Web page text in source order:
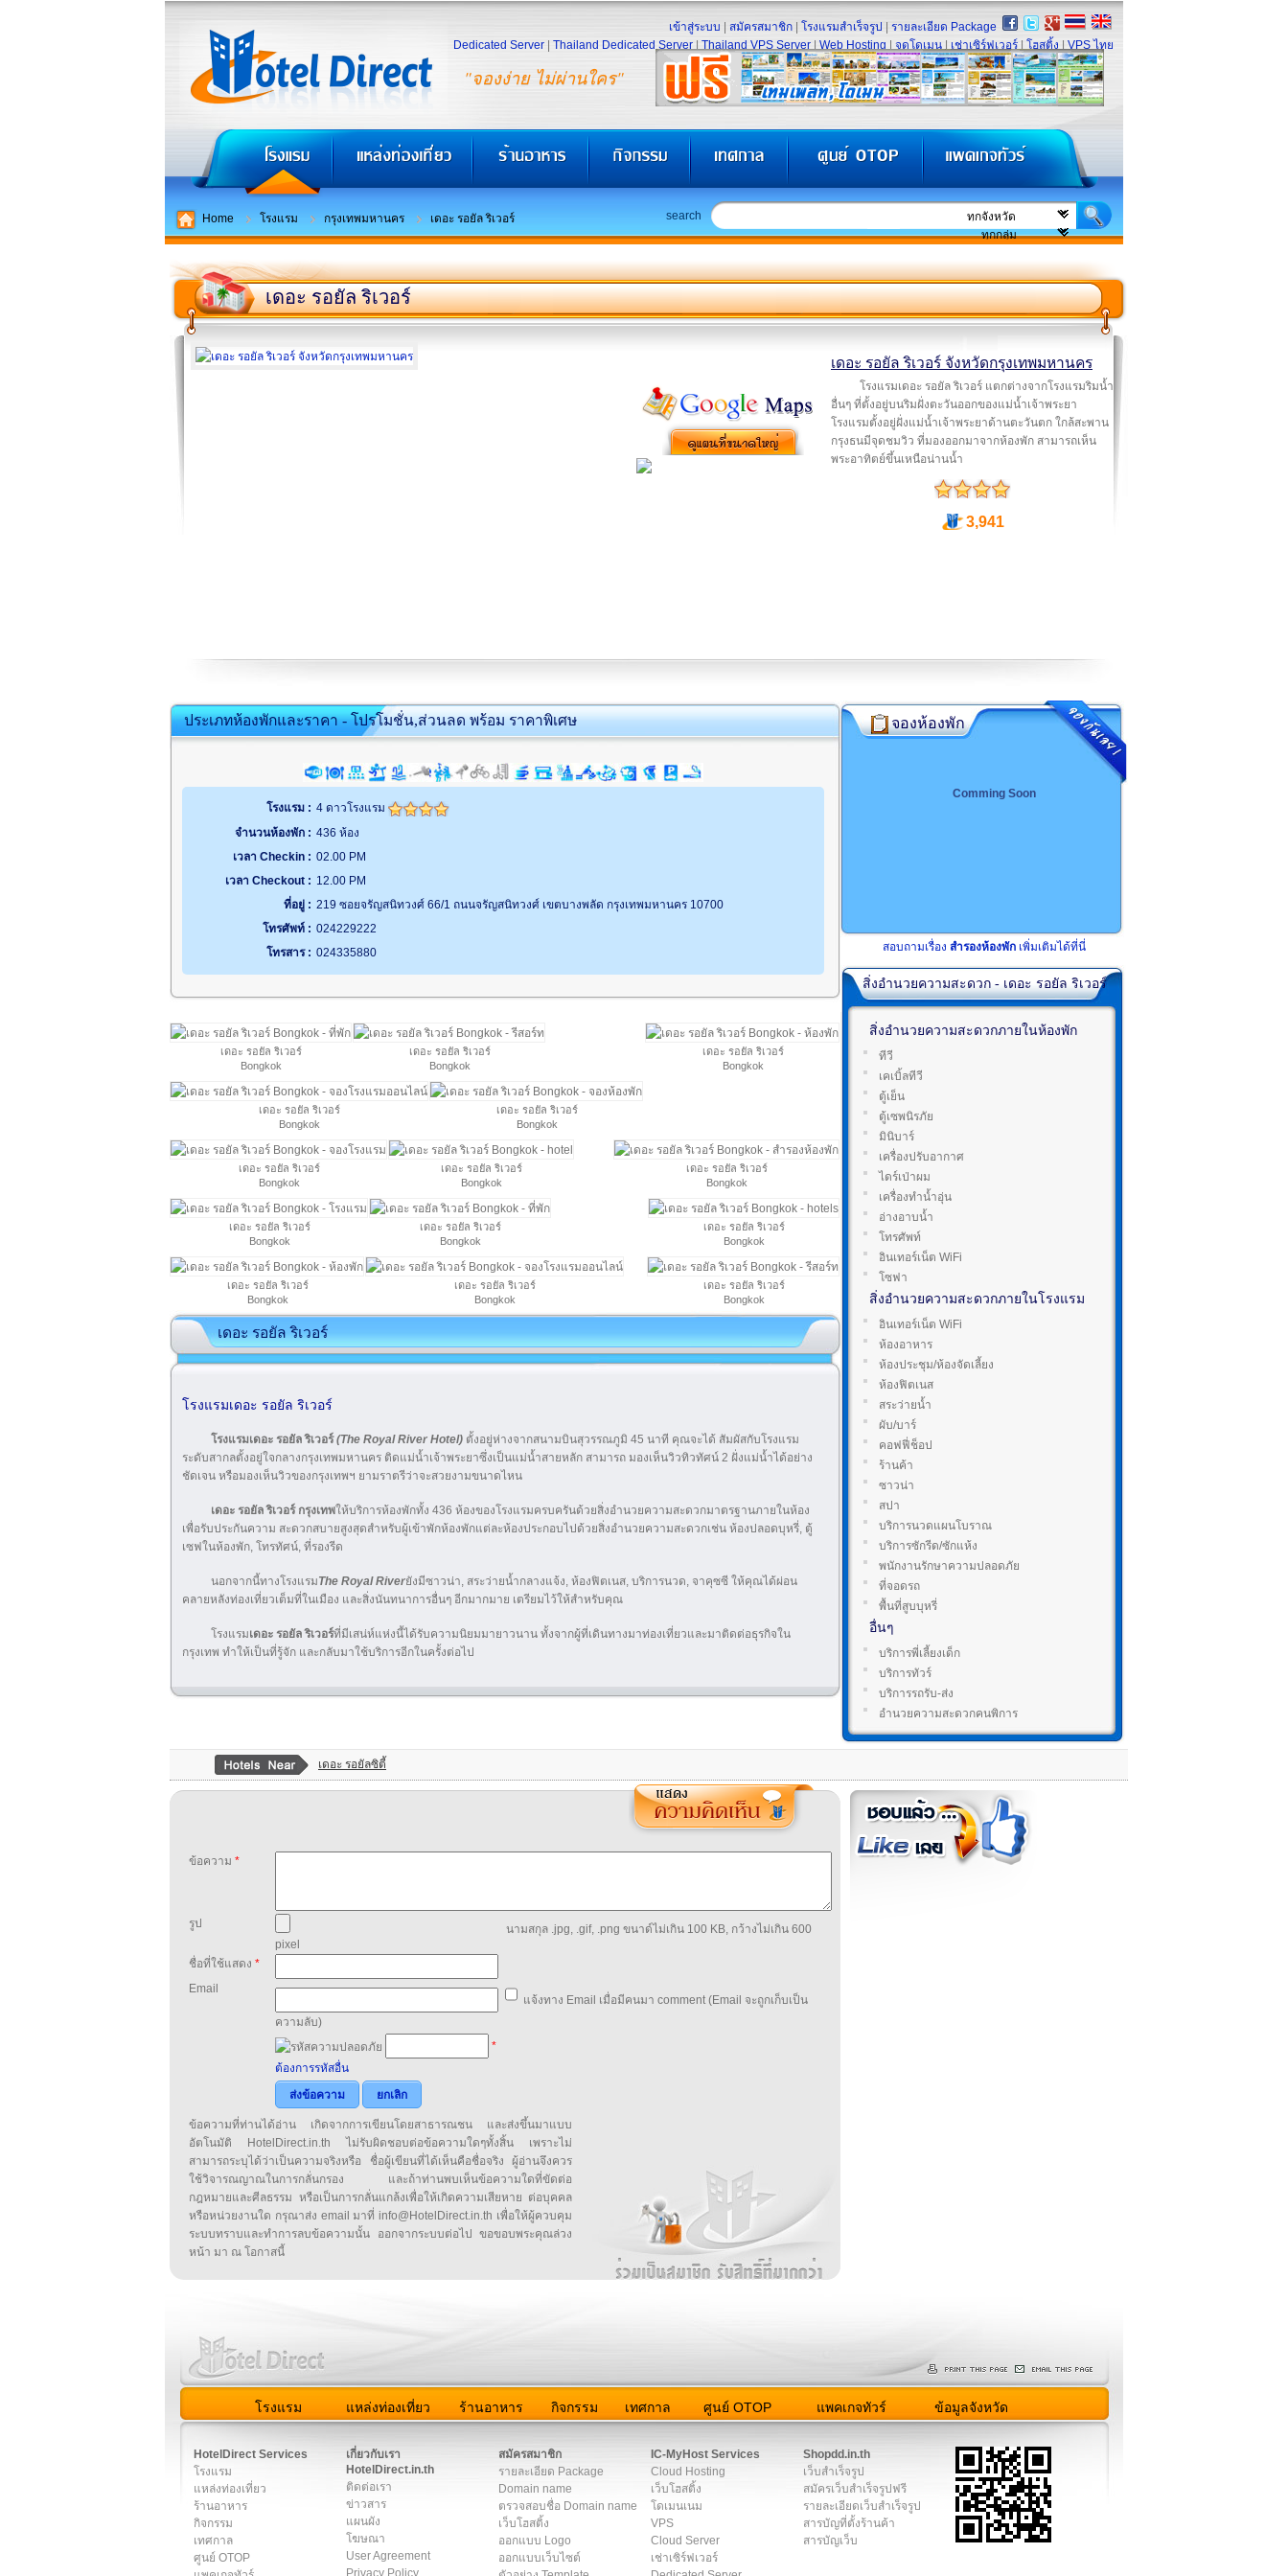
"จองง่าย ไม่ผ่านใคร"
เข้าสู่ระบบ สมัครสมาชิก โรงแรมสำเร็จรูป
รายละเอียด Package
Dedicated Server
Thailand Dedicated Server Thailand VPS Server Web Hosting จดโดเมน เช่าเซิร์ฟเวอร์ โฮสติ้ง VPS ไทย
Home โรงแรม กรุงเทพมหานคร เดอะ รอยัล ริเวอร์ search
เดอะ รอยัล ริเวอร์
เดอะ รอยัล ริเวอร์ จังหวัดกรุงเทพมหานคร
โรงแรมเดอะ รอยัล ริเวอร์ แตกต่างจากโรงแรมริมน้ำ
อื่นๆ ที่ตั้งอยู่บนริมฝั่งตะวันออกของแม่น้ำเจ้าพระยา
โรงแรมตั้งอยู่ฝั่งแม่น้ำเจ้าพระยาด้านตะวันตก ใกล้สะพาน
กรุงธนมีจุดชมวิว ที่มองออกมาจากห้องพัก สามารถเห็น
พระอาทิตย์ขึ้นเหนือน่านน้ำ
3,941
ประเภทห้องพักและราคา - โปรโมชั่น,ส่วนลด พร้อม ราคาพิเศษ
โรงแรม : 4 ดาวโรงแรม
จำนวนห้องพัก : 436 ห้อง
เวลา Checkin : 02.00 PM
เวลา Checkout : 12.00 PM
ที่อยู่ : 219 ซอยจรัญสนิทวงศ์ 66/1 ถนนจรัญสนิทวงศ์ เขตบางพลัด กรุงเทพมหานคร 10700
โทรศัพท์ : 024229222
โทรสาร : 024335880
เดอะ รอยัล ริเวอร์
Bongkok
เดอะ รอยัล ริเวอร์
Bongkok
เดอะ รอยัล ริเวอร์
Bongkok
เดอะ รอยัล ริเวอร์
Bongkok
เดอะ รอยัล ริเวอร์
Bongkok
เดอะ รอยัล ริเวอร์
Bongkok
เดอะ รอยัล ริเวอร์
Bongkok
เดอะ รอยัล ริเวอร์
Bongkok
เดอะ รอยัล ริเวอร์
Bongkok
เดอะ รอยัล ริเวอร์
Bongkok
เดอะ รอยัล ริเวอร์
Bongkok
เดอะ รอยัล ริเวอร์
Bongkok
เดอะ รอยัล ริเวอร์
Bongkok
เดอะ รอยัล ริเวอร์
Bongkok
เดอะ รอยัล ริเวอร์
โรงแรมเดอะ รอยัล ริเวอร์
โรงแรมเดอะ รอยัล ริเวอร์(The Royal River Hotel) ตั้งอยู่ห่างจากสนามบินสุวรรณภูมิ 45 นาที คุณจะได้ สัมผัสกับโรงแรม
ระดับสากลตั้งอยู่ใจกลางกรุงเทพมหานคร ติดแม่น้ำเจ้าพระยาซึ่งเป็นแม่น้ำสายหลัก สามารถ มองเห็นวิวทิวทัศน์ 2 ฝั่งแม่น้ำได้อย่าง
ชัดเจน หรือมองเห็นวิวของกรุงเทพฯ ยามราตรีว่าจะสวยงามขนาดไหน
เดอะ รอยัล ริเวอร์ กรุงเทพให้บริการห้องพักทั้ง 436 ห้องของโรงแรมครบครันด้วยสิ่งอำนวยความสะดวกมาตรฐานภายในห้อง
เพื่อรับประกันความ สะดวกสบายสูงสุดสำหรับผู้เข้าพักห้องพักแต่ละห้องประกอบไปด้วยสิ่งอำนวยความสะดวกเช่น ห้องปลอดบุหรี่, ตู้
เซฟในห้องพัก, โทรทัศน์, ที่รองรีด
นอกจากนี้ทางโรงแรมThe Royal Riverยังมีซาวน่า, สระว่ายน้ำกลางแจ้ง, ห้องฟิตเนส, บริการนวด, จาคุซซี ให้คุณได้ผ่อน
คลายหลังท่องเที่ยวเต็มที่ในเมือง และสิ่งนันทนาการอื่นๆ อีกมากมาย เตรียมไว้ให้สำหรับคุณ
โรงแรมเดอะ รอยัล ริเวอร์ที่มีเสน่ห์แห่งนี้ได้รับความนิยมมายาวนาน ทั้งจากผู้ที่เดินทางมาท่องเที่ยวและมาติดต่อธุรกิจใน
กรุงเทพ ทำให้เป็นที่รู้จัก และกลับมาใช้บริการอีกในครั้งต่อไป
จองห้องพัก
Comming Soon
สอบถามเรื่อง สำรองห้องพัก เพิ่มเติมได้ที่นี่
สิ่งอำนวยความสะดวก - เดอะ รอยัล ริเวอร์
สิ่งอำนวยความสะดวกภายในห้องพัก
ทีวี
เคเบิ้ลทีวี
ตู้เย็น
ตู้เซพนิรภัย
มินิบาร์
เครื่องปรับอากาศ
ไดร์เป่าผม
เครื่องทำน้ำอุ่น
อ่างอาบน้ำ
โทรศัพท์
อินเทอร์เน็ต WiFi
โซฟา
สิ่งอำนวยความสะดวกภายในโรงแรม
อินเทอร์เน็ต WiFi
ห้องอาหาร
ห้องประชุม/ห้องจัดเลี้ยง
ห้องฟิตเนส
สระว่ายน้ำ
ผับ/บาร์
คอฟฟี่ช็อป
ร้านค้า
ซาวน่า
สปา
บริการนวดแผนโบราณ
บริการซักรีด/ซักแห้ง
พนักงานรักษาความปลอดภัย
ที่จอดรถ
พื้นที่สูบบุหรี่
อื่นๆ
บริการพี่เลี้ยงเด็ก
บริการทัวร์
บริการรถรับ-ส่ง
อำนวยความสะดวกคนพิการ
เดอะ รอยัลซิตี้
ข้อความ *
รูป
นามสกุล .jpg, .gif, .png ขนาด์ไม่เกิน 100 KB, กว้างไม่เกิน 600
pixel
ชื่อที่ใช้แสดง *
Email
แจ้งทาง Email เมื่อมีคนมา comment (Email จะถูกเก็บเป็น
ความลับ)
*
ต้องการรหัสอื่น
ส่งข้อความ
ยกเลิก
ข้อความที่ท่านได้อ่าน เกิดจากการเขียนโดยสาธารณชน และส่งขึ้นมาแบบ
อัตโนมัติ HotelDirect.in.th ไม่รับผิดชอบต่อข้อความใดๆทั้งสิ้น เพราะไม่
สามารถระบุได้ว่าเป็นความจริงหรือ ชื่อผู้เขียนที่ได้เห็นคือชื่อจริง ผู้อ่านจึงควร
ใช้วิจารณญาณในการกลั่นกรอง และถ้าท่านพบเห็นข้อความใดที่ขัดต่อ
กฎหมายและศีลธรรม หรือเป็นการกลั่นแกล้งเพื่อให้เกิดความเสียหาย ต่อบุคคล
หรือหน่วยงานใด กรุณาส่ง email มาที่ info@HotelDirect.in.th เพื่อให้ผู้ควบคุม
ระบบทราบและทำการลบข้อความนั้น ออกจากระบบต่อไป ขอขอบพระคุณล่วง
หน้า มา ณ โอกาสนี้
โรงแรม แหล่งท่องเที่ยว ร้านอาหาร กิจกรรม เทศกาล ศูนย์ OTOP แพคเกจทัวร์ ข้อมูลจังหวัด
HotelDirect Services
โรงแรม
แหล่งท่องเที่ยว
ร้านอาหาร
กิจกรรม
เทศกาล
ศูนย์ OTOP
เกี่ยวกับเรา
HotelDirect.in.th
ติดต่อเรา
ข่าวสาร
แผนผัง
โฆษณา
User Agreement
Privacy Policy
สมัครสมาชิก
รายละเอียด Package
Domain name
ตรวจสอบชื่อ Domain name
เว็บโฮสติ้ง
ออกแบบ Logo
ออกแบบเว็บไซต์
IC-MyHost Services
Cloud Hosting
เว็บโฮสติ้ง
โดเมนเนม
VPS
Cloud Server
เช่าเซิร์ฟเวอร์
Shopdd.in.th
เว็บสำเร็จรูป
สมัครเว็บสำเร็จรูปฟรี
รายละเอียดเว็บสำเร็จรูป
สารบัญที่ตั้งร้านค้า
สารบัญเว็บ